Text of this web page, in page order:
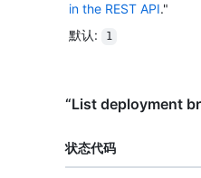
in the REST API."
默认: 1
“List deployment
状态代码